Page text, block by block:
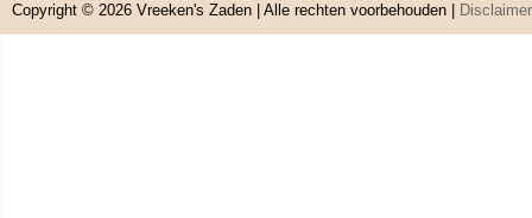
Copyright © 2026 Vreeken's Zaden | Alle rechten voorbehouden | Disclaimer